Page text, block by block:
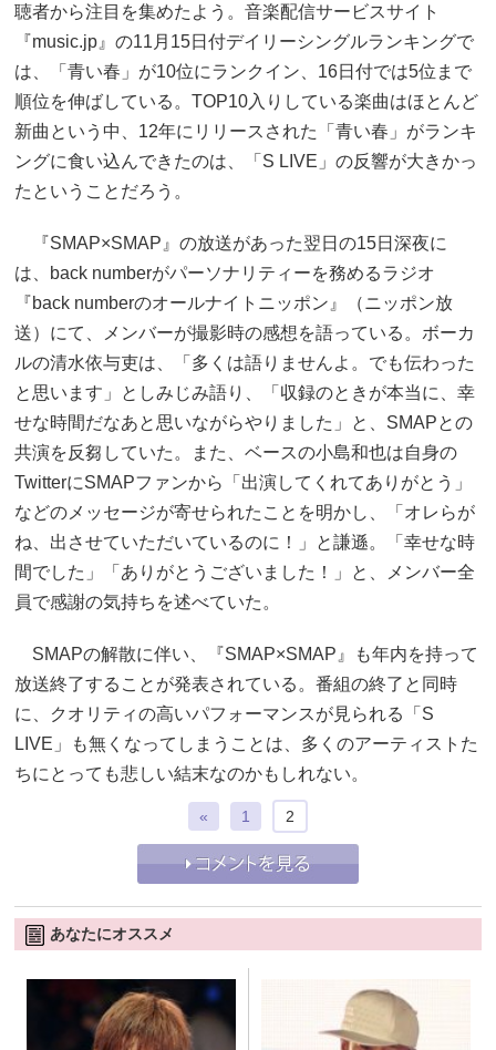
聴者から注目を集めたよう。音楽配信サービスサイト
『music.jp』の11月15日付デイリーシングルランキングで
は、「青い春」が10位にランクイン、16日付では5位まで
順位を伸ばしている。TOP10入りしている楽曲はほとんど
新曲という中、12年にリリースされた「青い春」がランキ
ングに食い込んできたのは、「S LIVE」の反響が大きかっ
たということだろう。
『SMAP×SMAP』の放送があった翌日の15日深夜に
は、back numberがパーソナリティーを務めるラジオ
『back numberのオールナイトニッポン』（ニッポン放
送）にて、メンバーが撮影時の感想を語っている。ボーカ
ルの清水依与吏は、「多くは語りませんよ。でも伝わった
と思います」としみじみ語り、「収録のときが本当に、幸
せな時間だなあと思いながらやりました」と、SMAPとの
共演を反芻していた。また、ベースの小島和也は自身の
TwitterにSMAPファンから「出演してくれてありがとう」
などのメッセージが寄せられたことを明かし、「オレらが
ね、出させていただいているのに！」と謙遜。「幸せな時
間でした」「ありがとうございました！」と、メンバー全
員で感謝の気持ちを述べていた。
SMAPの解散に伴い、『SMAP×SMAP』も年内を持って
放送終了することが発表されている。番組の終了と同時
に、クオリティの高いパフォーマンスが見られる「S
LIVE」も無くなってしまうことは、多くのアーティストた
ちにとっても悲しい結末なのかもしれない。
« 1 2
あなたにオススメ